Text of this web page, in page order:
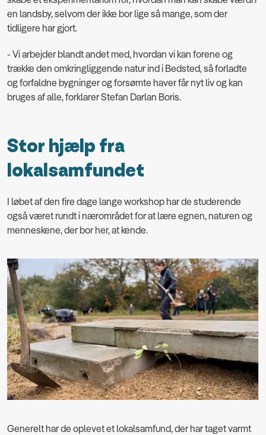
en landsby, selvom der ikke bor lige så mange, som der
tidligere har gjort.
- Vi arbejder blandt andet med, hvordan vi kan forene og
trække den omkringliggende natur ind i Bedsted, så forladte
og forfaldne bygninger og forsømte haver får nyt liv og kan
bruges af alle, forklarerStefan Darlan Boris.
Stor hjælp fra
lokalsamfundet
I løbet af den fire dage lange workshop har de studerende
også været rundt i nærområdet for at lære egnen, naturen og
menneskene, der bor her, at kende.
Generelt har de oplevet et lokalsamfund, der har taget varmt